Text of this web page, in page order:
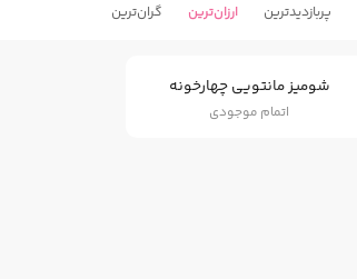
پربازدید‌ترین ارزان‌ترین گران‌ترین
شومیز مانتویی چهارخونه
اتمام موجودی